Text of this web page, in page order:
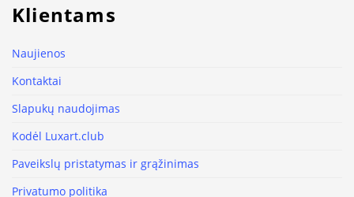
Klientams
Naujienos
Kontaktai
Slapukų naudojimas
Kodėl Luxart.club
Paveikslų pristatymas ir grąžinimas
Privatumo politika